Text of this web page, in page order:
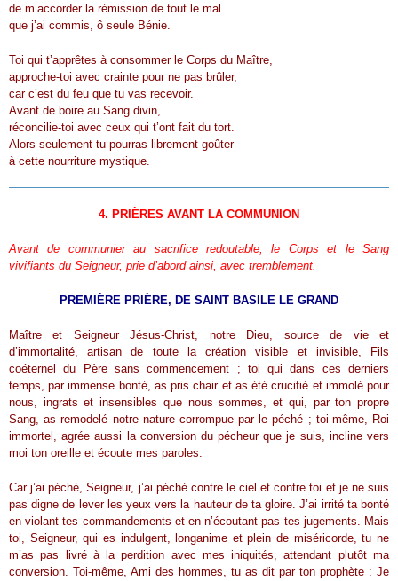
de m’accorder la rémission de tout le mal
que j’ai commis, ô seule Bénie.
Toi qui t’apprêtes à consommer le Corps du Maître,
approche-toi avec crainte pour ne pas brûler,
car c’est du feu que tu vas recevoir.
Avant de boire au Sang divin,
réconcilie-toi avec ceux qui t’ont fait du tort.
Alors seulement tu pourras librement goûter
à cette nourriture mystique.
4. PRIÈRES AVANT LA COMMUNION
Avant de communier au sacrifice redoutable, le Corps et le Sang
vivifiants du Seigneur, prie d’abord ainsi, avec tremblement.
PREMIÈRE PRIÈRE, DE SAINT BASILE LE GRAND
Maître et Seigneur Jésus-Christ, notre Dieu, source de vie et
d’immortalité, artisan de toute la création visible et invisible, Fils
coéternel du Père sans commencement ; toi qui dans ces derniers
temps, par immense bonté, as pris chair et as été crucifié et immolé pour
nous, ingrats et insensibles que nous sommes, et qui, par ton propre
Sang, as remodelé notre nature corrompue par le péché ; toi-même, Roi
immortel, agrée aussi la conversion du pécheur que je suis, incline vers
moi ton oreille et écoute mes paroles.
Car j’ai péché, Seigneur, j’ai péché contre le ciel et contre toi et je ne suis
pas digne de lever les yeux vers la hauteur de ta gloire. J’ai irrité ta bonté
en violant tes commandements et en n’écoutant pas tes jugements. Mais
toi, Seigneur, qui es indulgent, longanime et plein de miséricorde, tu ne
m’as pas livré à la perdition avec mes iniquités, attendant plutôt ma
conversion. Toi-même, Ami des hommes, tu as dit par ton prophète : Je